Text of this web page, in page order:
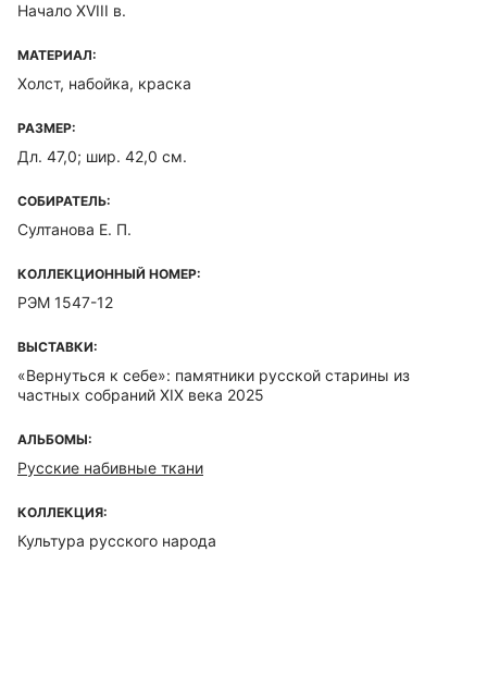
Начало XVIII в.
МАТЕРИАЛ:
Холст, набойка, краска
РАЗМЕР:
Дл. 47,0; шир. 42,0 см.
СОБИРАТЕЛЬ:
Султанова Е. П.
КОЛЛЕКЦИОННЫЙ НОМЕР:
РЭМ 1547-12
ВЫСТАВКИ:
«Вернуться к себе»: памятники русской старины из
частных собраний XIX века 2025
АЛЬБОМЫ:
Русские набивные ткани
КОЛЛЕКЦИЯ:
Культура русского народа